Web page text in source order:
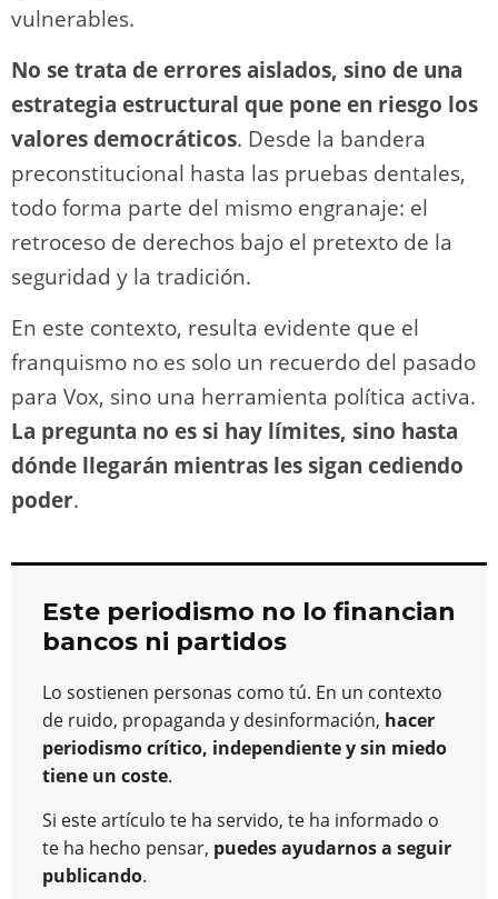
vulnerables.
No se trata de errores aislados, sino de una
estrategia estructural que pone en riesgo los
valores democráticos. Desde la bandera
preconstitucional hasta las pruebas dentales,
todo forma parte del mismo engranaje: el
retroceso de derechos bajo el pretexto de la
seguridad y la tradición.
En este contexto, resulta evidente que el
franquismo no es solo un recuerdo del pasado
para Vox, sino una herramienta política activa.
La pregunta no es si hay límites, sino hasta
dónde llegarán mientras les sigan cediendo
poder.
Este periodismo no lo financian
bancos ni partidos
Lo sostienen personas como tú. En un contexto
de ruido, propaganda y desinformación, hacer
periodismo crítico, independiente y sin miedo
tiene un coste.
Si este artículo te ha servido, te ha informado o
te ha hecho pensar, puedes ayudarnos a seguir
publicando.